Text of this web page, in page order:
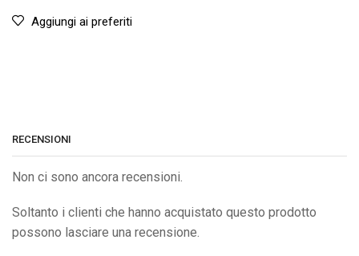
Aggiungi ai preferiti
RECENSIONI
Non ci sono ancora recensioni.
Soltanto i clienti che hanno acquistato questo prodotto
possono lasciare una recensione.